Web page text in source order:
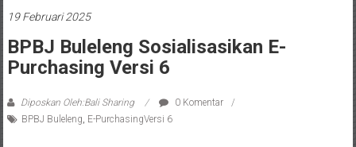
19 Februari 2025
BPBJ Buleleng Sosialisasikan E-
Purchasing Versi 6
Diposkan Oleh:Bali Sharing
0 Komentar
BPBJ Buleleng E-PurchasingVersi 6